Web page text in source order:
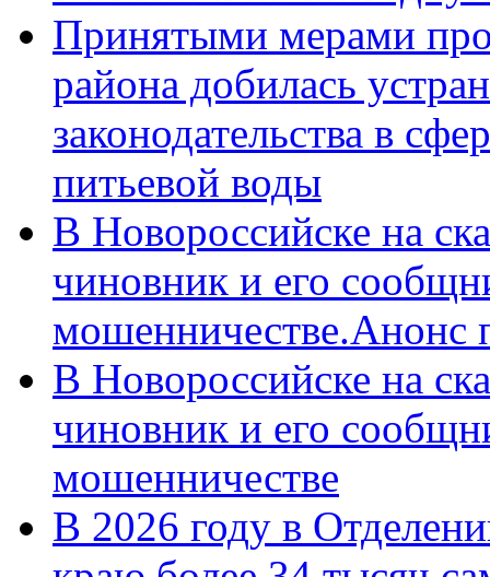
Принятыми мерами
района добилась
законодательства в
питьевой воды
В Новороссийске на
чиновник и его
мошенничестве.Анонс
В Новороссийске на
чиновник и его
мошенничестве
В 2026 году в